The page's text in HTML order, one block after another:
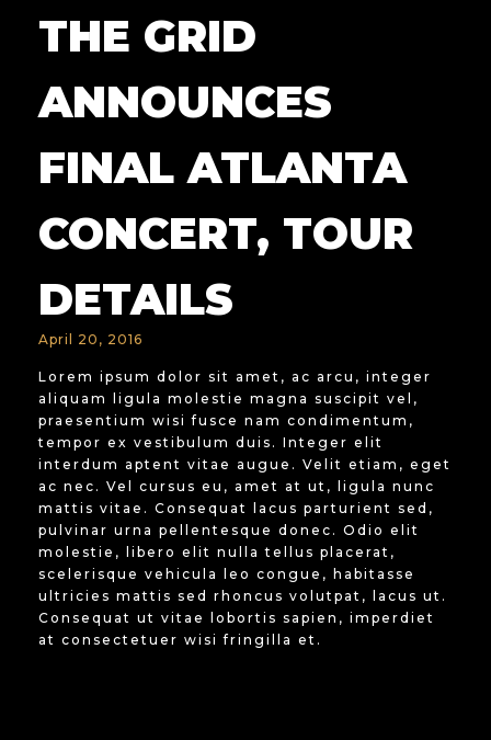
THE GRID
ANNOUNCES
FINAL ATLANTA
CONCERT, TOUR
DETAILS
April 20, 2016
Lorem ipsum dolor sit amet, ac arcu, integer
aliquam ligula molestie magna suscipit vel,
praesentium wisi fusce nam condimentum,
tempor ex vestibulum duis. Integer elit
interdum aptent vitae augue. Velit etiam, eget
ac nec. Vel cursus eu, amet at ut, ligula nunc
mattis vitae. Consequat lacus parturient sed,
pulvinar urna pellentesque donec. Odio elit
molestie, libero elit nulla tellus placerat,
scelerisque vehicula leo congue, habitasse
ultricies mattis sed rhoncus volutpat, lacus ut.
Consequat ut vitae lobortis sapien, imperdiet
at consectetuer wisi fringilla et.